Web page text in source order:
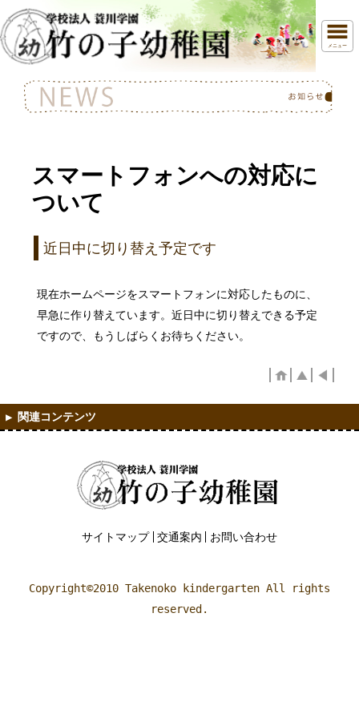
メニュー
スマートフォンへの対応に
ついて
近日中に切り替え予定です
現在ホームページをスマートフォンに対応したものに、
早急に作り替えています。近日中に切り替えできる予定
ですので、もうしばらくお待ちください。
サイトマップ 交通案内 お問い合わせ
Copyright©2010 Takenoko kindergarten All rights
reserved.